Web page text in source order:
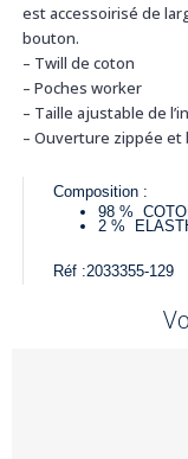
est accessoirisé de
bouton.
– Twill de coton
– Poches worker
– Taille ajustable de
– Ouverture zippée
Composition :
98 %
2 %
Réf :2033355-129